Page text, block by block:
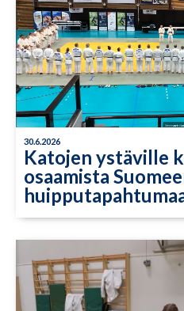
30.6.2026
Katojen ystäville
osaamista